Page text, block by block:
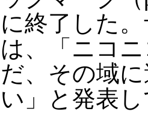
に終了した
は、「ニコ
だ、その域
い」と発表